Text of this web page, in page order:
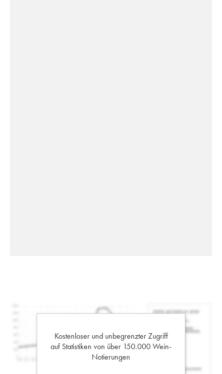
Kostenloser und unbegrenzter Zugriff
auf Statistiken von über 150.000 Wein-
Notierungen